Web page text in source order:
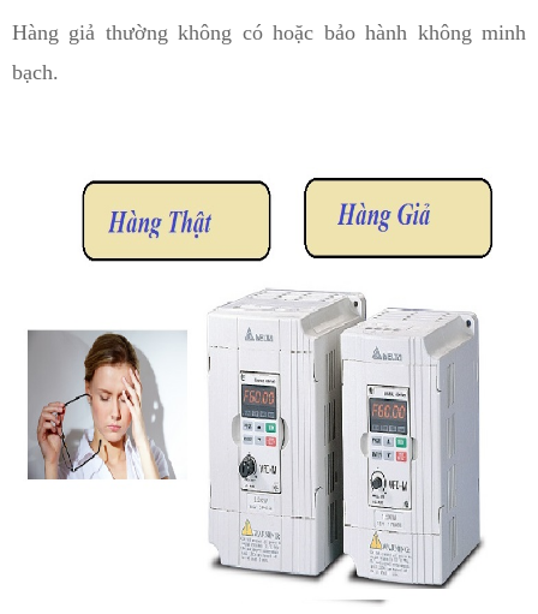
Hàng giả thường không có hoặc bảo hành không minh
bạch.